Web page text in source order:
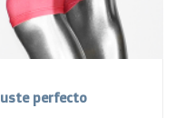
perfecto